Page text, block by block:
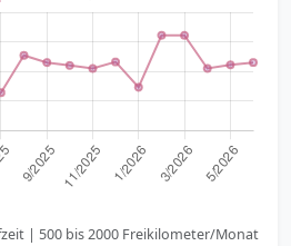
| 500 bis 2000 Freikilometer/Monat